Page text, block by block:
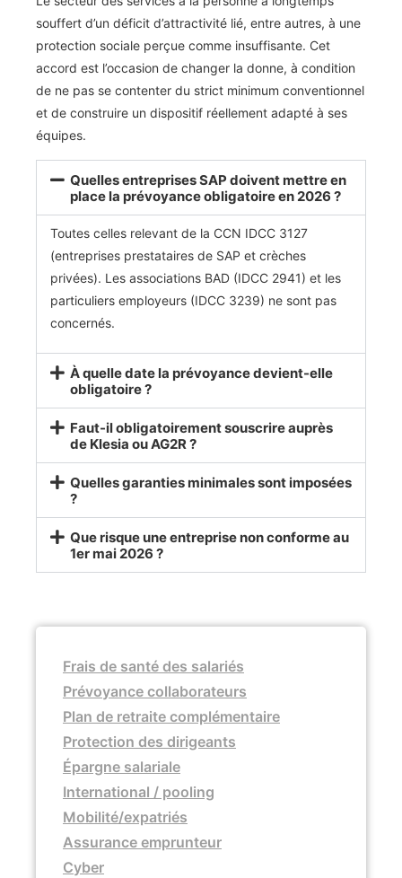
Frais de santé des salariés
Prévoyance collaborateurs
Plan de retraite complémentaire
Protection des dirigeants
Épargne salariale
International / pooling
Mobilité/expatriés
Assurance emprunteur
Cyber
souffert d’un déficit d’attractivité lié, entre autres, à une
protection sociale perçue comme insuffisante. Cet
accord est l’occasion de changer la donne, à condition
de ne pas se contenter du strict minimum conventionnel
et de construire un dispositif réellement adapté à ses
équipes.
Quelles entreprises SAP doivent mettre en
place la prévoyance obligatoire en 2026 ?
Toutes celles relevant de la CCN IDCC 3127
(entreprises prestataires de SAP et crèches
privées). Les associations BAD (IDCC 2941) et les
particuliers employeurs (IDCC 3239) ne sont pas
concernés.
À quelle date la prévoyance devient-elle
obligatoire ?
Faut-il obligatoirement souscrire auprès
de Klesia ou AG2R ?
Quelles garanties minimales sont imposées
?
Que risque une entreprise non conforme au
1er mai 2026 ?